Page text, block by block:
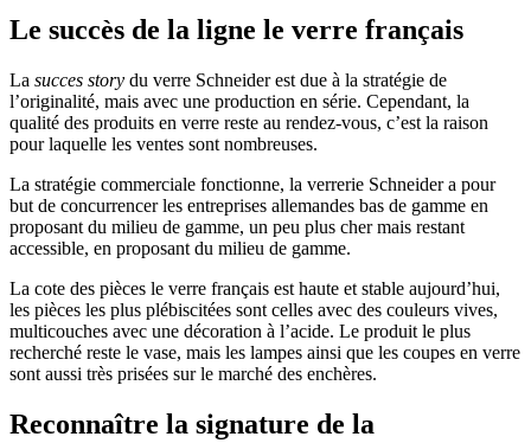
Le succès de la ligne le verre français
La succes story du verre Schneider est due à la stratégie de
l’originalité, mais avec une production en série. Cependant, la
qualité des produits en verre reste au rendez-vous, c’est la raison
pour laquelle les ventes sont nombreuses.
La stratégie commerciale fonctionne, la verrerie Schneider a pour
but de concurrencer les entreprises allemandes bas de gamme en
proposant du milieu de gamme, un peu plus cher mais restant
accessible, en proposant du milieu de gamme.
La cote des pièces le verre français est haute et stable aujourd’hui,
les pièces les plus plébiscitées sont celles avec des couleurs vives,
multicouches avec une décoration à l’acide. Le produit le plus
recherché reste le vase, mais les lampes ainsi que les coupes en verre
sont aussi très prisées sur le marché des enchères.
Reconnaître la signature de la